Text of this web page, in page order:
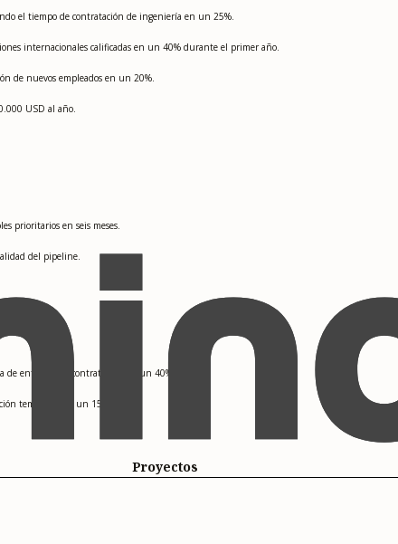
el tiempo de contratación de ingeniería en un 25%.
internacionales calificadas en un 40% durante el primer año.
de nuevos empleados en un 20%.
USD al año.
prioritarios en seis meses.
del pipeline.
de entrevista a contratación en un 40%.
temprana en un 15%.
Proyectos